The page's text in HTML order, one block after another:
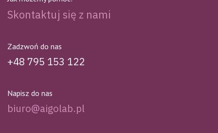
Skontaktuj się z nami
Zadzwoń do nas
+48 795 153 122
Napisz do nas
biuro@aigolab.pl